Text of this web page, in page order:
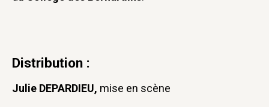
Distribution :
Julie DEPARDIEU, mise en scène